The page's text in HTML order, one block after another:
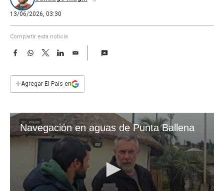
13/06/2026, 03:30
Compartir esta noticia
F
e
b
k
W
s
p
T
w
t
L
n
E
i
l
+Agregar El País en